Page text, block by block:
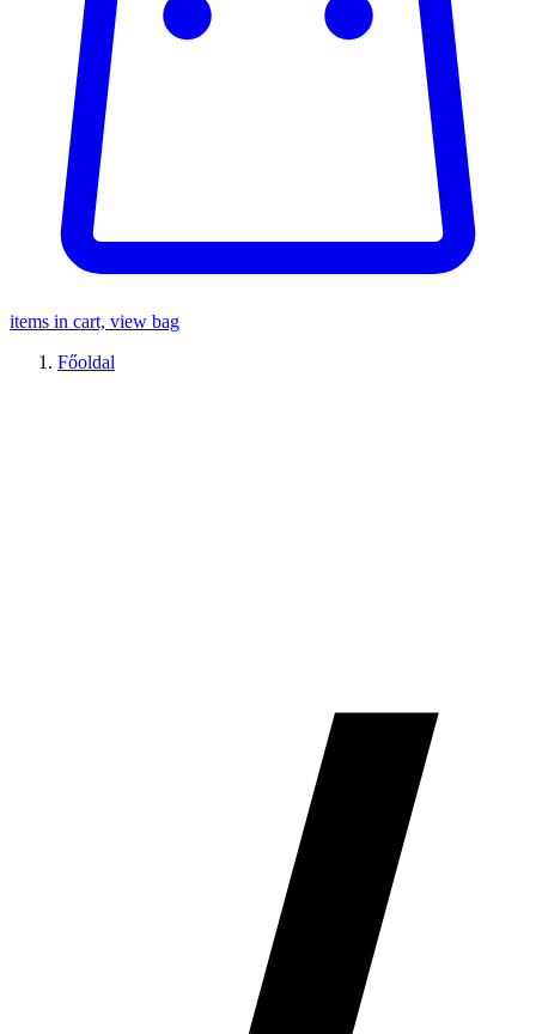
items in cart, view bag
Főoldal